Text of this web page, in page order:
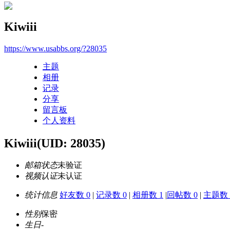
Kiwiii
https://www.usabbs.org/?28035
主题
相册
记录
分享
留言板
个人资料
Kiwiii(UID: 28035)
邮箱状态未验证
视频认证未认证
统计信息 好友数 0 | 记录数 0 | 相册数 1 |回帖数 0 | 主题数
性别保密
生日-